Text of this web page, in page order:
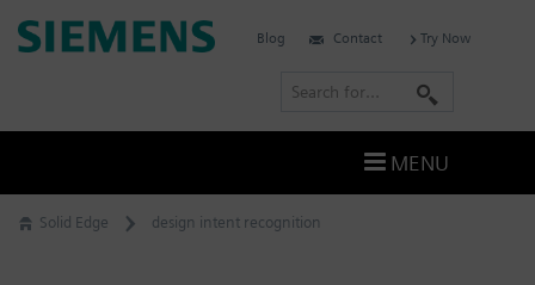
Skip
to
Solid Edge design intent recognition
Siemens
Blog Contact Try Now
r
c
MENU